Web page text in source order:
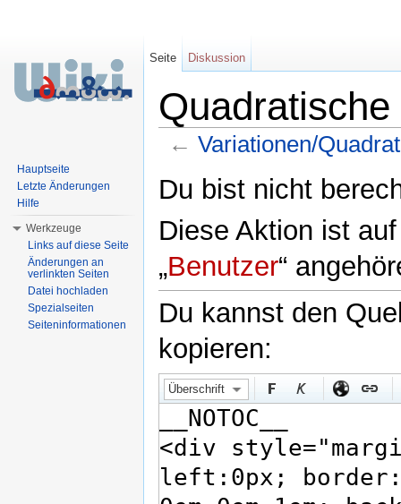
← Variationen/
Du bist nicht
Diese Aktion ist
„Benutzer“
Du kannst den
kopieren:
Überschrift
Seite Diskussion
Hauptseite
Letzte Änderungen
Hilfe
Werkzeuge
Links auf diese Seite
Änderungen an
verlinkten Seiten
Datei hochladen
Spezialseiten
Seiteninformationen